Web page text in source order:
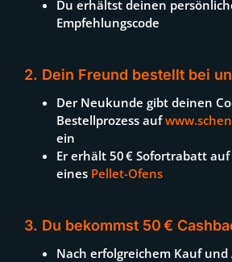
Du erhältst deinen
Empfehlungscode
2. Dein Freund bestellt bei
Der Neukunde gibt deinen
Bestellprozess auf
ein
Er erhält 50 € Sofortrabatt
eines Pellet-Ofens
3. Du bekommst 50 €
Nach erfolgreichem Kauf und